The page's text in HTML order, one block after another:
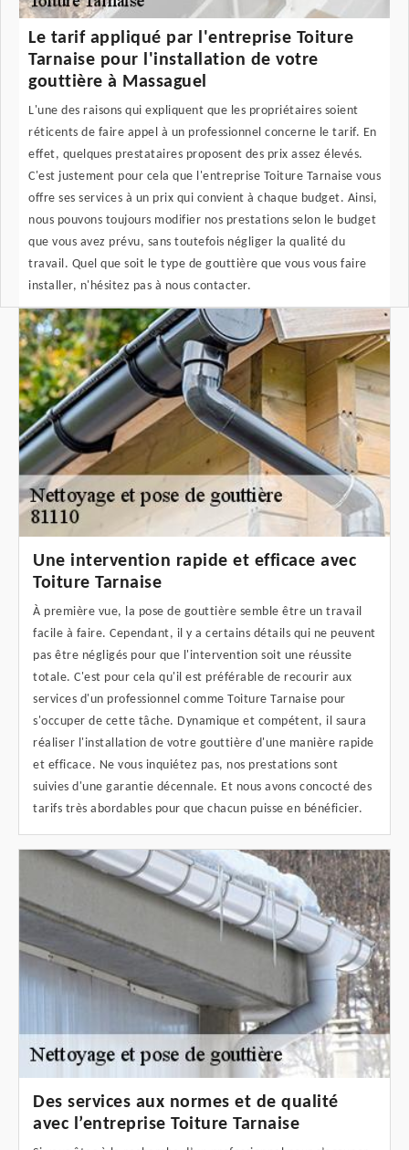
Le tarif appliqué par l'entreprise Toiture
Tarnaise pour l'installation de votre
gouttière à Massaguel
L'une des raisons qui expliquent que les propriétaires soient
réticents de faire appel à un professionnel concerne le tarif. En
effet, quelques prestataires proposent des prix assez élevés.
C'est justement pour cela que l'entreprise Toiture Tarnaise vous
offre ses services à un prix qui convient à chaque budget. Ainsi,
nous pouvons toujours modifier nos prestations selon le budget
que vous avez prévu, sans toutefois négliger la qualité du
travail. Quel que soit le type de gouttière que vous vous faire
installer, n'hésitez pas à nous contacter.
Une intervention rapide et efficace avec
Toiture Tarnaise
À première vue, la pose de gouttière semble être un travail
facile à faire. Cependant, il y a certains détails qui ne peuvent
pas être négligés pour que l'intervention soit une réussite
totale. C'est pour cela qu'il est préférable de recourir aux
services d'un professionnel comme Toiture Tarnaise pour
s'occuper de cette tâche. Dynamique et compétent, il saura
réaliser l'installation de votre gouttière d'une manière rapide
et efficace. Ne vous inquiétez pas, nos prestations sont
suivies d'une garantie décennale. Et nous avons concocté des
tarifs très abordables pour que chacun puisse en bénéficier.
Des services aux normes et de qualité
avec l’entreprise Toiture Tarnaise